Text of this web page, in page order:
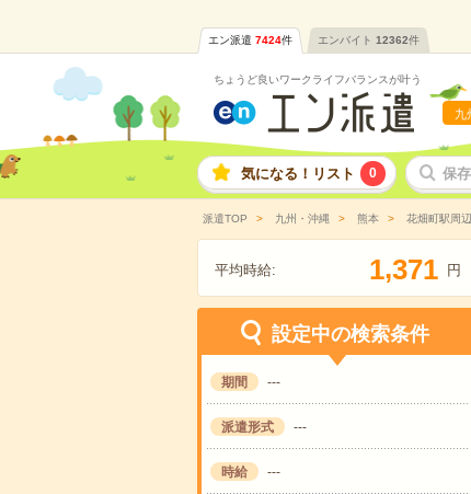
エン派遣 7424件 エンバイト 12362件
ちょうど良いワークライフバランスが叶う
九
気になる！リスト 0 保
派遣TOP 九州・沖縄 熊本 花畑町駅周辺
平均時給: 1,371 円
設定中の検索条件
期間 ---
派遣形式 ---
時給 ---